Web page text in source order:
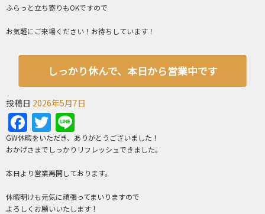
ふらっと立ち寄りもOKですので
お気軽にご来場ください！お待ちしています！
しっかり休んで、本日から営業中です
投稿日 2026年5月7日
Facebook
Twitter
GW休暇をいただき、ありがとうございました！
おかげさまでしっかりリフレッシュできました。
本日より営業再開しております。
休暇明けも元気に頑張ってまいりますので
よろしくお願いいたします！